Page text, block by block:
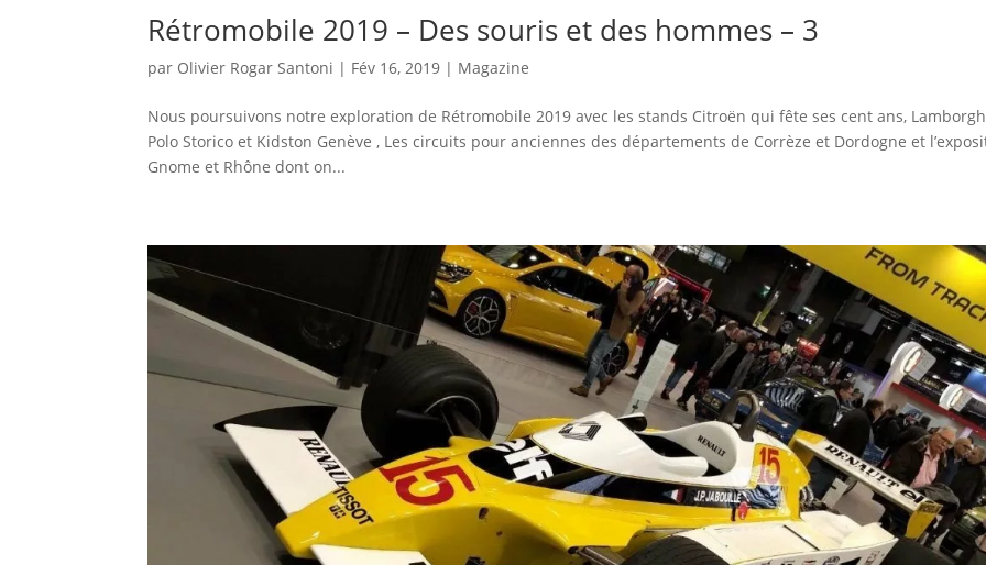
Rétromobile 2019 – Des souris et des hommes – 3
par Olivier Rogar Santoni | Fév 16, 2019 | Magazine
Nous poursuivons notre exploration de Rétromobile 2019 avec les stands Citroën qui fête ses cent ans,
Polo Storico et Kidston Genève , Les circuits pour anciennes des départements de Corrèze et Dordogne et
Gnome et Rhône dont on...